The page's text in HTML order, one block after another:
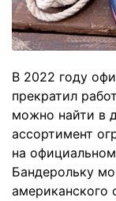
В 2022 году
прекратил
можно найти в
ассортимент
на
Бандерольку
американского